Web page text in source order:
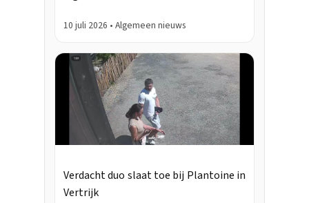
10 juli 2026 • Algemeen nieuws
Verdacht duo slaat toe bij Plantoine in
Vertrijk